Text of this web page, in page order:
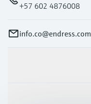
+57 602 4876008
info.co@endress.com